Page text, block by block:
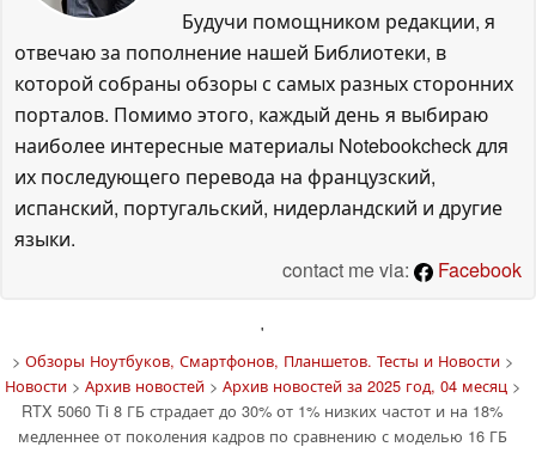
Будучи помощником редакции, я
отвечаю за пополнение нашей Библиотеки, в
которой собраны обзоры с самых разных сторонних
порталов. Помимо этого, каждый день я выбираю
наиболее интересные материалы Notebookcheck для
их последующего перевода на французский,
испанский, португальский, нидерландский и другие
языки.
contact me via:
Facebook
'
> Обзоры Ноутбуков, Смартфонов, Планшетов. Тесты и Новости>
Новости> Архив новостей> Архив новостей за 2025 год, 04 месяц>
RTX 5060 Ti 8 ГБ страдает до 30% от 1% низких частот и на 18%
медленнее от поколения кадров по сравнению с моделью 16 ГБ